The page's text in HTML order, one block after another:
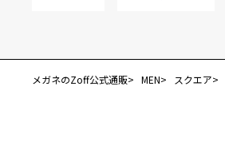
メガネのZoff公式通販 MEN スクエア